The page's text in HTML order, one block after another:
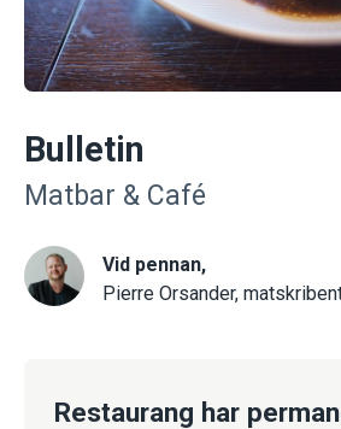
Bulletin
Matbar & Café
Vid pennan,
Pierre Orsander,
Restaurang har